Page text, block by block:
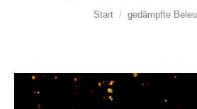
Sie befinden sich hier:
Start gedämpfte